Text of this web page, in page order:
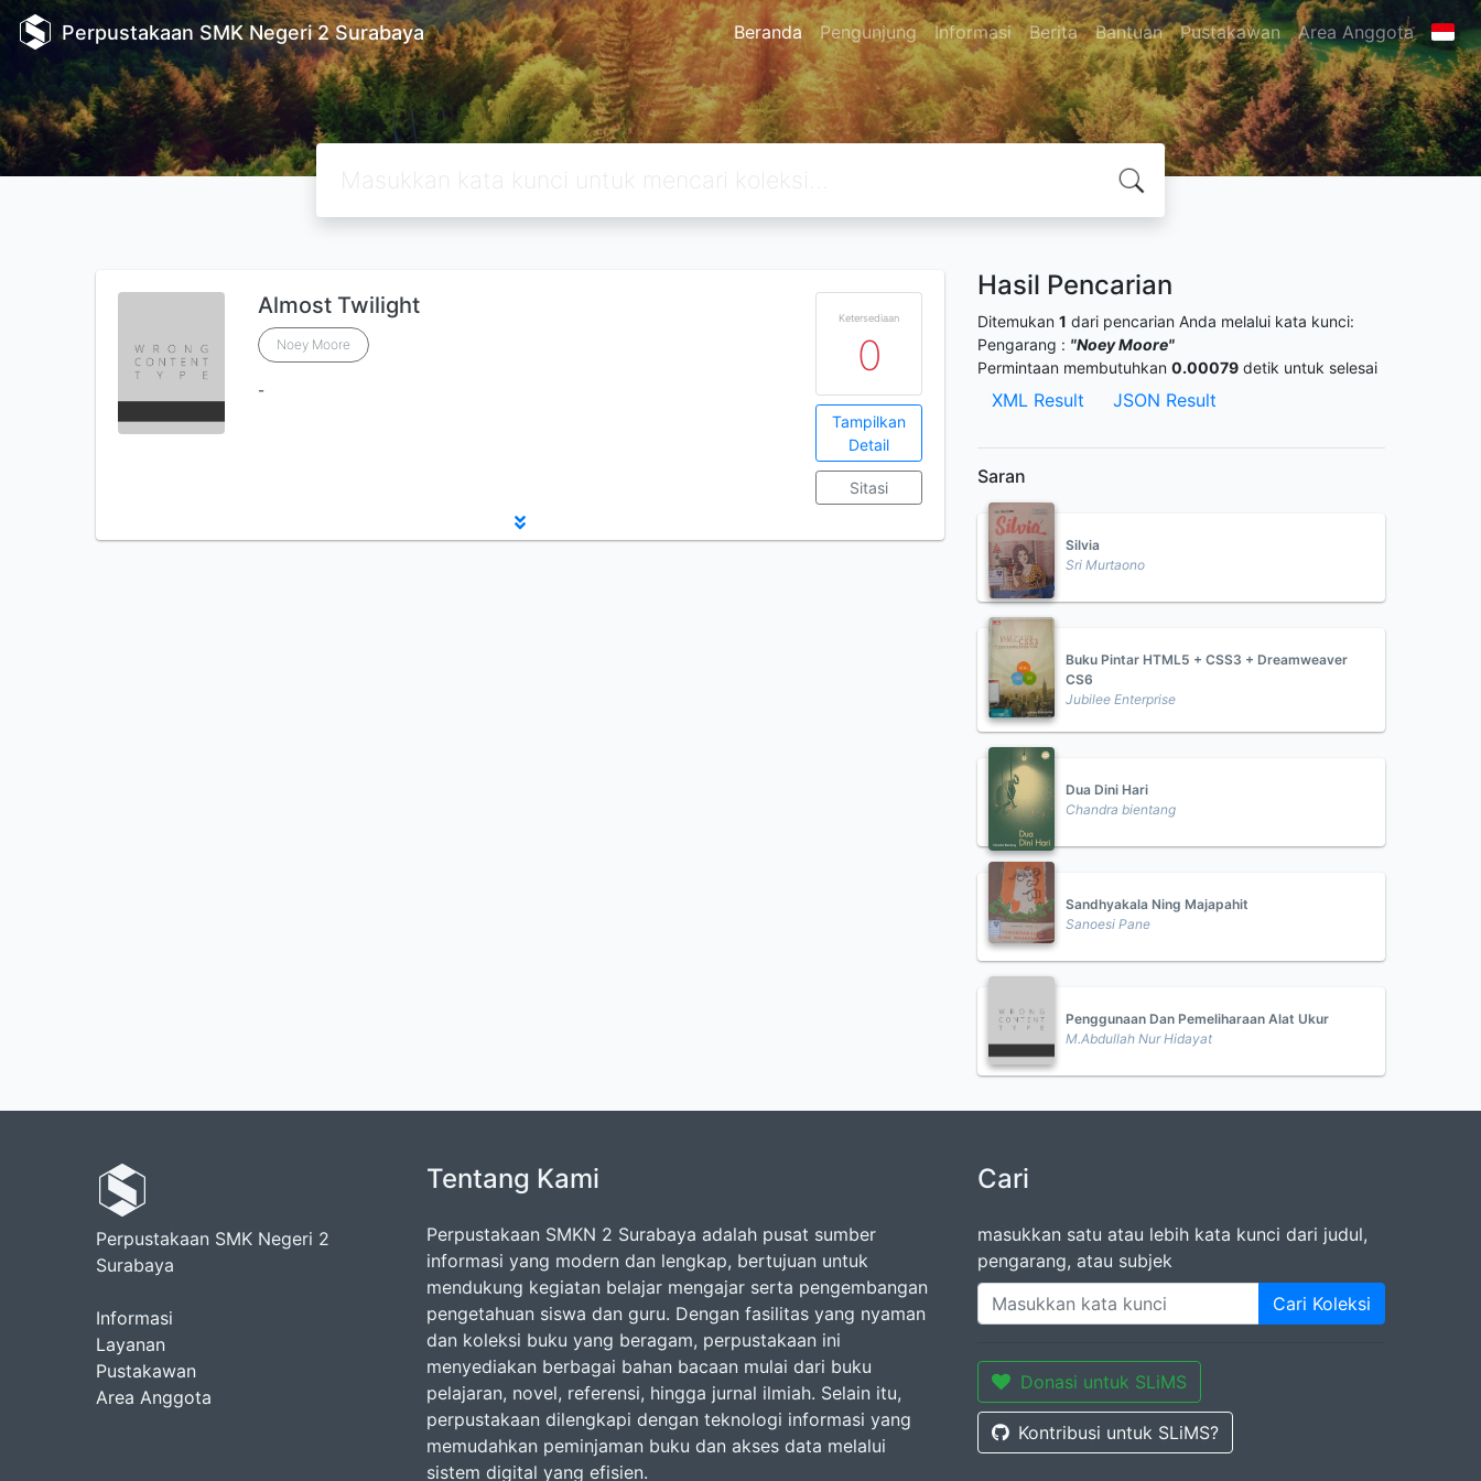
Perpustakaan SMK Negeri 2 Surabaya Beranda Pengunjung Informasi Berita Bantuan Pustakawan Area Anggota
Almost Twilight
Noey Moore
-
Ketersediaan
0
Tampilkan
Detail
Sitasi
Hasil Pencarian
Ditemukan 1 dari pencarian Anda melalui kata kunci:
Pengarang : "Noey Moore"
Permintaan membutuhkan 0.00079 detik untuk selesai
XML Result JSON Result
Saran
Silvia
Sri Murtaono
Buku Pintar HTML5 + CSS3 + Dreamweaver
CS6
Jubilee Enterprise
Dua Dini Hari
Chandra bientang
Sandhyakala Ning Majapahit
Sanoesi Pane
Penggunaan Dan Pemeliharaan Alat Ukur
M.Abdullah Nur Hidayat
Perpustakaan SMK Negeri 2
Surabaya
Informasi
Layanan
Pustakawan
Area Anggota
Tentang Kami
Perpustakaan SMKN 2 Surabaya adalah pusat sumber
informasi yang modern dan lengkap, bertujuan untuk
mendukung kegiatan belajar mengajar serta pengembangan
pengetahuan siswa dan guru. Dengan fasilitas yang nyaman
dan koleksi buku yang beragam, perpustakaan ini
menyediakan berbagai bahan bacaan mulai dari buku
pelajaran, novel, referensi, hingga jurnal ilmiah. Selain itu,
perpustakaan dilengkapi dengan teknologi informasi yang
memudahkan peminjaman buku dan akses data melalui
sistem digital yang efisien.
Cari
masukkan satu atau lebih kata kunci dari judul,
pengarang, atau subjek
Cari Koleksi
Donasi untuk SLiMS
Kontribusi untuk SLiMS?